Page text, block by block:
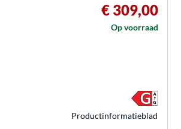
€ 309,00
Op voorraad
Product­informatieblad